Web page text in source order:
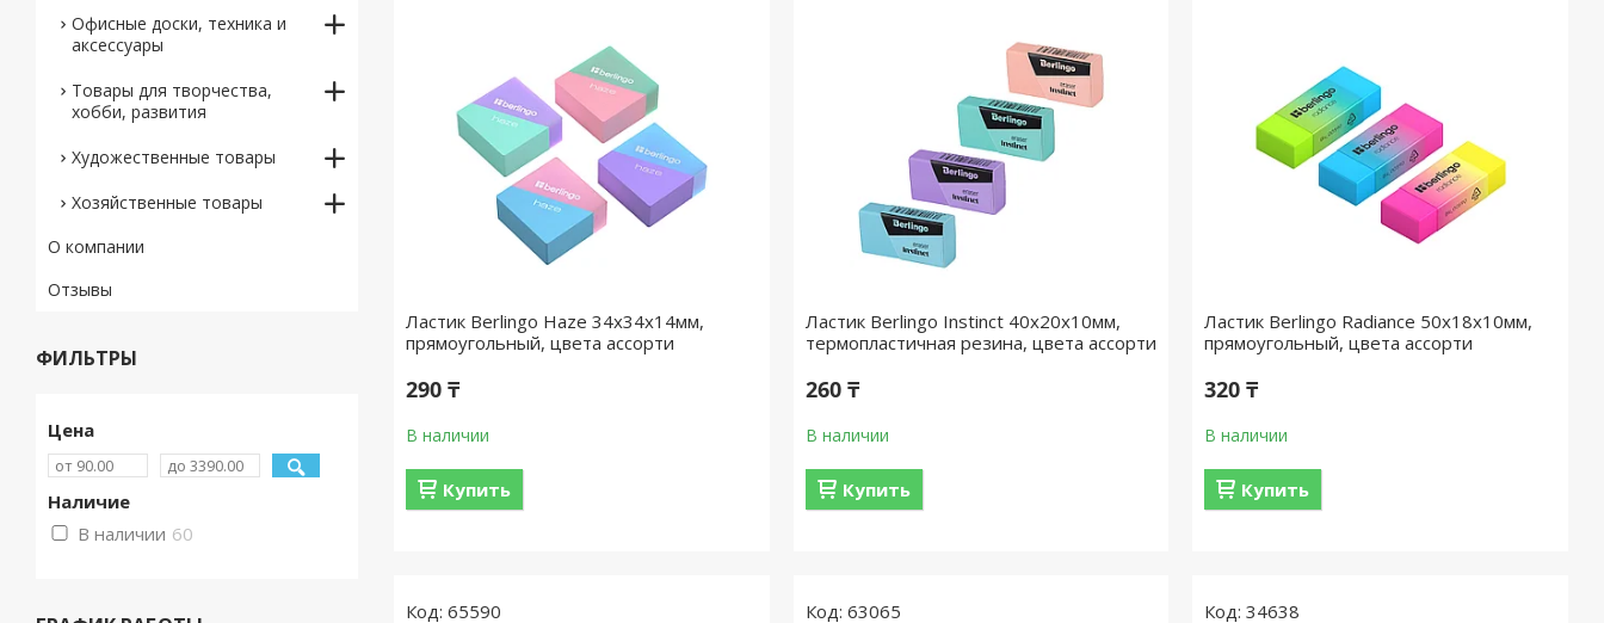
Ластик Berlingo Haze 34x34x14мм,
прямоугольный, цвета ассорти
290 ₸
В наличии
Купить
Ластик Berlingo Instinct 40x20x10мм,
термопластичная резина, цвета ассорти
260 ₸
В наличии
Купить
Ластик Berlingo Radiance 50x18x10мм,
прямоугольный, цвета ассорти
320 ₸
В наличии
Купить
65590 63065 34638
Офисные доски, техника и
аксессуары
Товары для творчества,
хобби, развития
Художественные товары
Хозяйственные товары
О компании
Отзывы
ФИЛЬТРЫ
Цена
Наличие
В наличии 60